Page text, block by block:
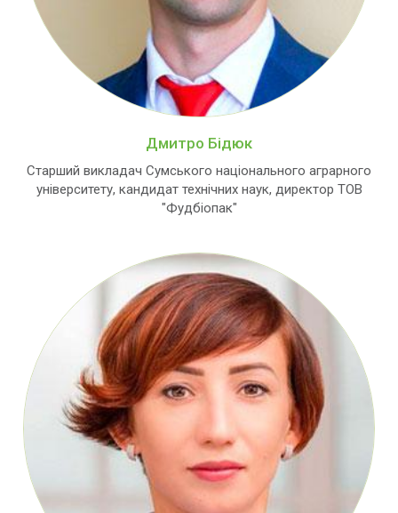
Дмитро Бідюк
Старший викладач Сумського національного аграрного
університету, кандидат технічних наук, директор ТОВ
"Фудбіопак"